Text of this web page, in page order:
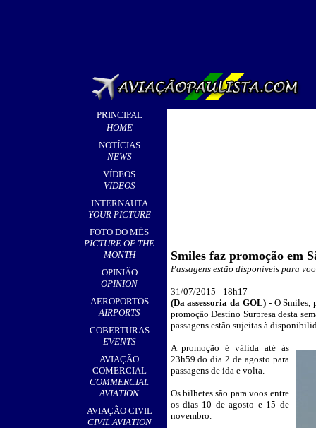
PRINCIPAL
HOME
NOTÍCIAS
NEWS
VÍDEOS
VIDEOS
INTERNAUTA
YOUR PICTURE
FOTO DO MÊS
PICTURE OF THE
MONTH
OPINIÃO
OPINION
AEROPORTOS
AIRPORTS
,
COBERTURAS
EVENTS
AVIAÇÃO
COMERCIAL
COMMERCIAL
AVIATION
AVIAÇÃO CIVIL
CIVIL AVIATION
Smiles faz promoção em
Passagens estão disponíveis para
31/07/2015 - 18h17
(Da assessoria da GOL) - O Smiles,
promoção Destino Surpresa desta
passagens estão sujeitas à
__
A promoção é válida até às
23h59 do dia 2 de agosto para
passagens de ida e volta.
Os bilhetes são para voos entre
os dias 10 de agosto e 15 de
novembro.